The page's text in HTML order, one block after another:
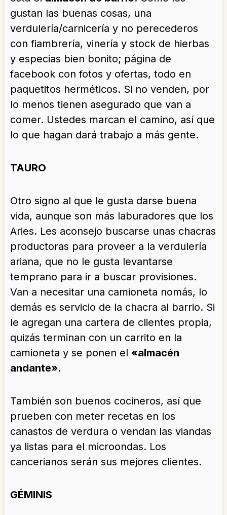
gustan las buenas cosas, una
verdulería/carnicería y no perecederos
con fiambrería, vinería y stock de hierbas
y especias bien bonito; página de
facebook con fotos y ofertas, todo en
paquetitos herméticos. Si no venden, por
lo menos tienen asegurado que van a
comer. Ustedes marcan el camino, así que
lo que hagan dará trabajo a más gente.
TAURO
Otro signo al que le gusta darse buena
vida, aunque son más laburadores que los
Aries. Les aconsejo buscarse unas chacras
productoras para proveer a la verdulería
ariana, que no le gusta levantarse
temprano para ir a buscar provisiones.
Van a necesitar una camioneta nomás, lo
demás es servicio de la chacra al barrio. Si
le agregan una cartera de clientes propia,
quizás terminan con un carrito en la
camioneta y se ponen el «almacén
andante».
También son buenos cocineros, así que
prueben con meter recetas en los
canastos de verdura o vendan las viandas
ya listas para el microondas. Los
cancerianos serán sus mejores clientes.
GÉMINIS